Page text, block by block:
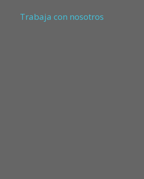
Trabaja con nosotros